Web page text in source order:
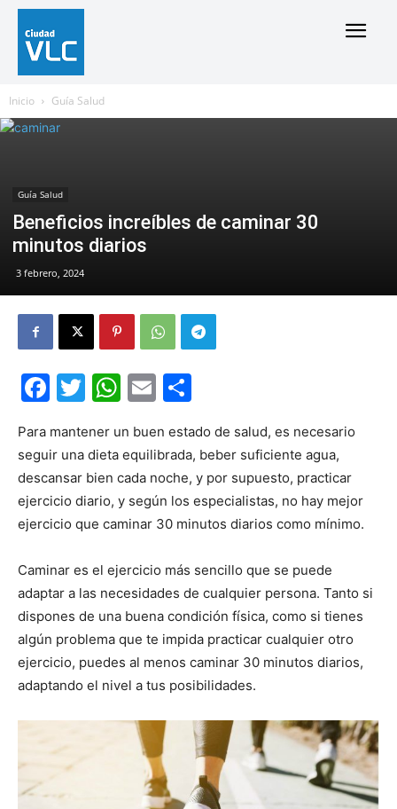
Inicio Guía Salud
Guía Salud
Beneficios increíbles de caminar 30
minutos diarios
3 febrero, 2024
Facebook
Twitter
WhatsApp
Email
Para mantener un buen estado de salud, es necesario
seguir una dieta equilibrada, beber suficiente agua,
descansar bien cada noche, y por supuesto, practicar
ejercicio diario, y según los especialistas, no hay mejor
ejercicio que caminar 30 minutos diarios como mínimo.
Caminar es el ejercicio más sencillo que se puede
adaptar a las necesidades de cualquier persona. Tanto si
dispones de una buena condición física, como si tienes
algún problema que te impida practicar cualquier otro
ejercicio, puedes al menos caminar 30 minutos diarios,
adaptando el nivel a tus posibilidades.